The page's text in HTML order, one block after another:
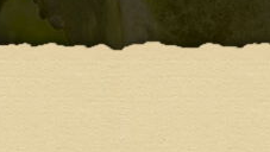
ist aufgetreten. Bitte